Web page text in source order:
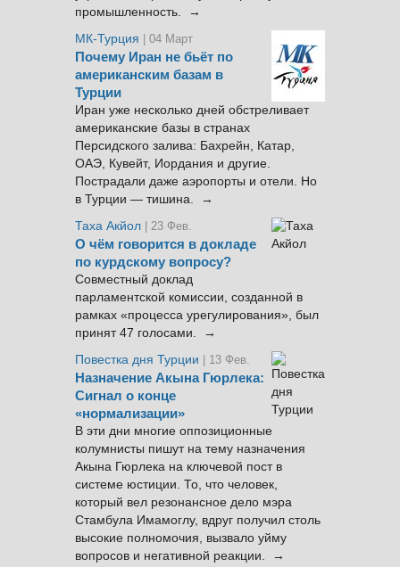
промышленность. →
МК-Турция
| 04 Март
Почему Иран не бьёт по
американским базам в
Турции
Иран уже несколько дней обстреливает
американские базы в странах
Персидского залива: Бахрейн, Катар,
ОАЭ, Кувейт, Иордания и другие.
Пострадали даже аэропорты и отели. Но
в Турции — тишина. →
Таха Акйол | 23 Фев.
О чём говорится в докладе
по курдскому вопросу?
Совместный доклад
парламентской комиссии, созданной в
рамках «процесса урегулирования», был
принят 47 голосами. →
Повестка дня Турции
| 13 Фев.
Назначение Акына Гюрлека:
Сигнал о конце
«нормализации»
В эти дни многие оппозиционные
колумнисты пишут на тему назначения
Акына Гюрлека на ключевой пост в
системе юстиции. То, что человек,
который вел резонансное дело мэра
Стамбула Имамоглу, вдруг получил столь
высокие полномочия, вызвало уйму
вопросов и негативной реакции. →